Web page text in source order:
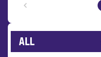
keyboard_arrow_left
ALL